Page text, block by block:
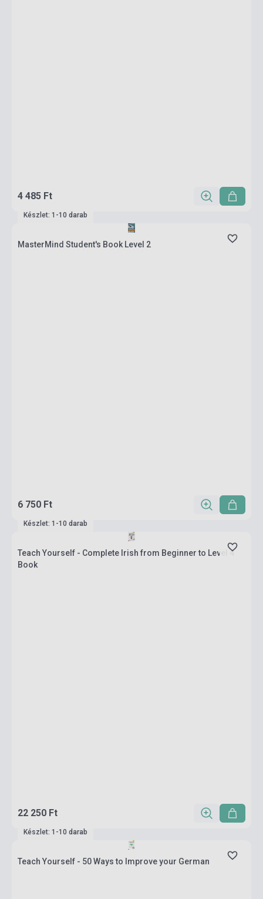
4 485 Ft
Készlet: 1-10 darab
MasterMind Student's Book Level 2
6 750 Ft
Készlet: 1-10 darab
Teach Yourself - Complete Irish from Beginner to Level 4
Book
22 250 Ft
Készlet: 1-10 darab
Teach Yourself - 50 Ways to Improve your German